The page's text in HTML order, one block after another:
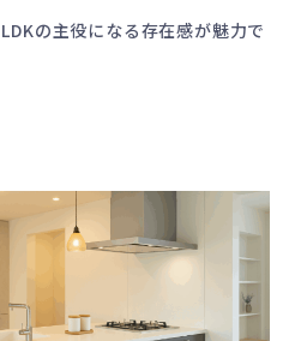
の主役になる存在感が魅力で